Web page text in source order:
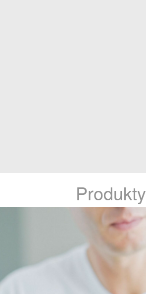
Produkty